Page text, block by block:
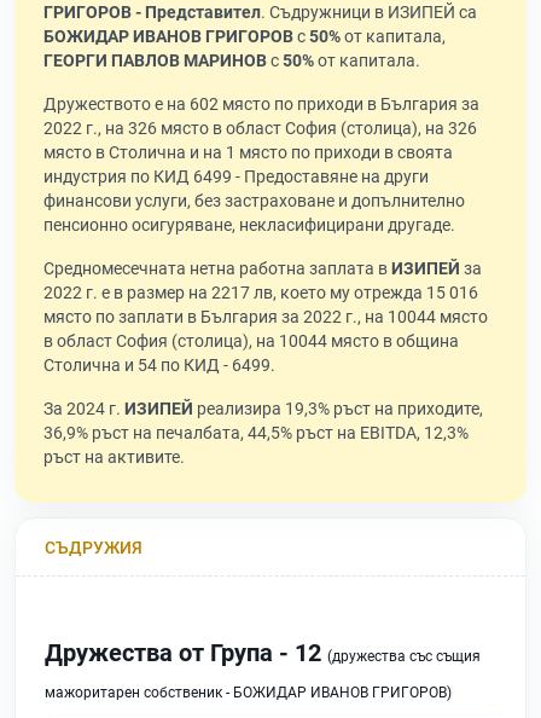
ГРИГОРОВ - Представител. Съдружници в ИЗИПЕЙ са
БОЖИДАР ИВАНОВ ГРИГОРОВс50%от капитала,
ГЕОРГИ ПАВЛОВ МАРИНОВс50%от капитала.
Дружеството е на 602 място по приходи в България за
2022 г., на 326 място в област София (столица), на 326
място в Столична и на 1 място по приходи в своята
индустрия по КИД 6499 - Предоставяне на други
финансови услуги, без застраховане и допълнително
пенсионно осигуряване, некласифицирани другаде.
Средномесечната нетна работна заплата вИЗИПЕЙ за
2022 г. е в размер на 2217 лв, което му отрежда 15 016
място по заплати в България за 2022 г., на 10044 място
в област София (столица), на 10044 място в община
Столична и 54 по КИД - 6499.
За 2024 г. ИЗИПЕЙ реализира 19,3% ръст на приходите,
36,9% ръст на печалбата, 44,5% ръст на EBITDA, 12,3%
ръст на активите.
СЪДРУЖИЯ
Дружества от Група - 12 (дружества със същия
мажоритарен собственик - БОЖИДАР ИВАНОВ ГРИГОРОВ)